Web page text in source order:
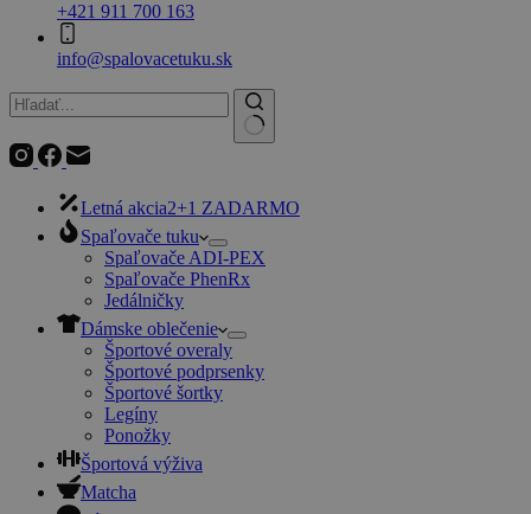
+421 911 700 163
info@spalovacetuku.sk
No
results
Letná akcia2+1 ZADARMO
Spaľovače tuku
Spaľovače ADI-PEX
Spaľovače PhenRx
Jedálničky
Dámske oblečenie
Športové overaly
Športové podprsenky
Športové šortky
Legíny
Ponožky
Športová výživa
Matcha